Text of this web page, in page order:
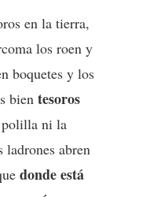
en la tierra,
los roen y
boquetes y los
bien tesoros
ni la
abren
donde está